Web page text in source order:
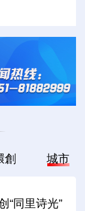
創 城市
“同里诗光”